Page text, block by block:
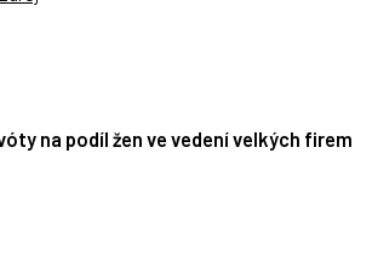
na podíl žen ve vedení velkých firem